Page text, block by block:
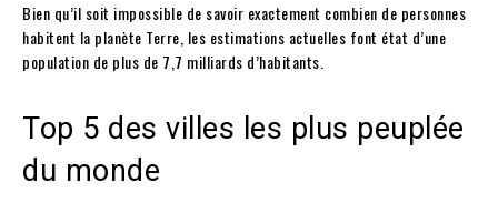
Bien qu’il soit impossible de savoir exactement combien de personnes
habitent la planète Terre, les estimations actuelles font état d’une
population de plus de 7,7 milliards d’habitants.
Top 5 des villes les plus peuplée
du monde